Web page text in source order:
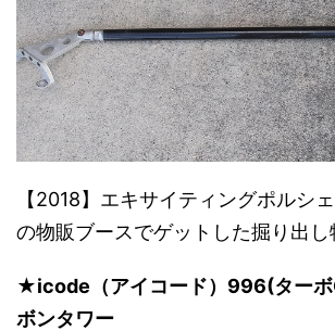
【2018】エキサイティングポルシ
の物販ブースでゲットした掘り出し
★icode（アイコード）996(ター
ボンタワー